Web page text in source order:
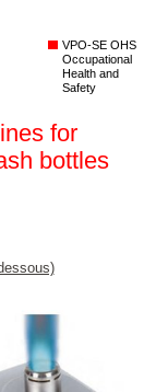
VPO-SE OHS
Occupational
Health and
Safety
for
bottles